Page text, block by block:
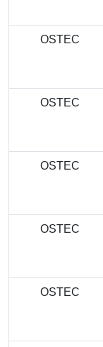
OSTEC
OSTEC
OSTEC
OSTEC
OSTEC